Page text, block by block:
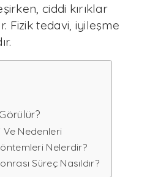
ciddi kırıklar
Fizik tedavi, iyileşme
Ve Nedenleri
Nelerdir?
Süreç Nasıldır?